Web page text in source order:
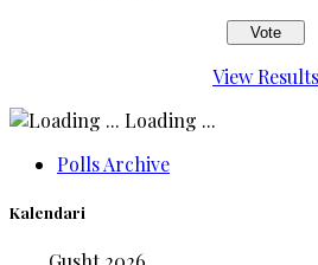
View Results
Loading ...
Polls Archive
Kalendari